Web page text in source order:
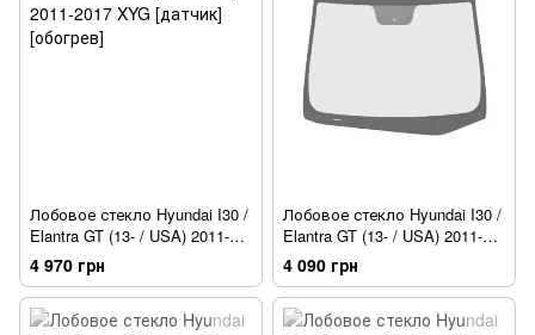
Лобовое стекло Hyundai I30 /
Elantra GT (13- / USA) 2011-
2017 XYG [датчик][обогрев]
4 970 грн
Лобовое стекло Hyundai I30 /
Elantra GT (13- / USA) 2011-
2017 XYG
4 090 грн